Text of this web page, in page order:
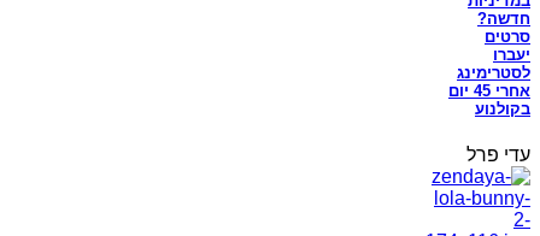
חדשה?
סרטים
יעברו
לסטרימינג
אחרי 45 יום
בקולנוע
עדי פרל